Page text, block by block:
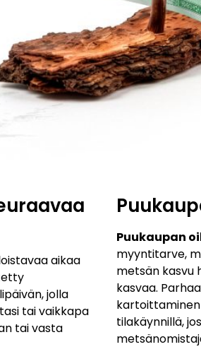
aikaa
jolla
tai vaikkapa
tai vasta
Puukaupan
myyntitarve,
metsän kasvu
kasvaa.
tilakäynnillä,